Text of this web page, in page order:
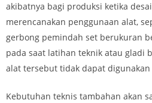
akibatnya bagi produksi ketika
merencanakan penggunaan alat,
gerbong pemindah set berukuran
pada saat latihan teknik atau gladi
alat tersebut tidak dapat
Kebutuhan teknis tambahan akan